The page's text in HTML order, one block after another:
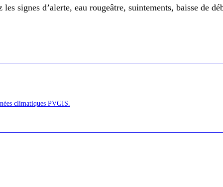
les signes d’alerte, eau rougeâtre, suintements, baisse de
climatiques PVGIS.